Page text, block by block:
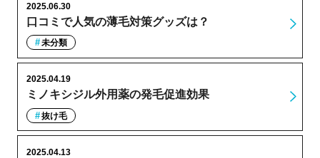
口コミで人気の薄毛対策グッズは？
2025.06.30
未分類
ミノキシジル外用薬の発毛促進効果
2025.04.19
抜け毛
2025.04.13